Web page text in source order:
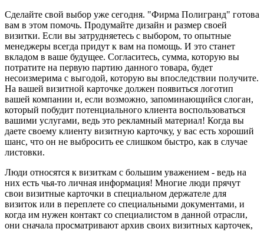
Сделайте свой выбор уже сегодня. "Фирма Полигранд" готова
вам в этом помочь. Продумайте дизайн и размер своей
визитки. Если вы затрудняетесь с выбором, то опытные
менеджеры всегда придут к вам на помощь. И это станет
вкладом в ваше будущее. Согласитесь, сумма, которую вы
потратите на первую партию данного товара, будет
несоизмерима с выгодой, которую вы впоследствии получите.
На вашей визитной карточке должен появиться логотип
вашей компании и, если возможно, запоминающийся слоган,
который побудит потенциального клиента воспользоваться
вашими услугами, ведь это рекламный материал! Когда вы
даете своему клиенту визитную карточку, у вас есть хороший
шанс, что он не выбросить ее слишком быстро, как в случае
листовки.
Люди относятся к визиткам с большим уважением - ведь на
них есть чья-то личная информация! Многие люди прячут
свои визитные карточки в специальном держателе для
визиток или в переплете со специальными документами, и
когда им нужен контакт со специалистом в данной отрасли,
они сначала просматривают архив своих визитных карточек,